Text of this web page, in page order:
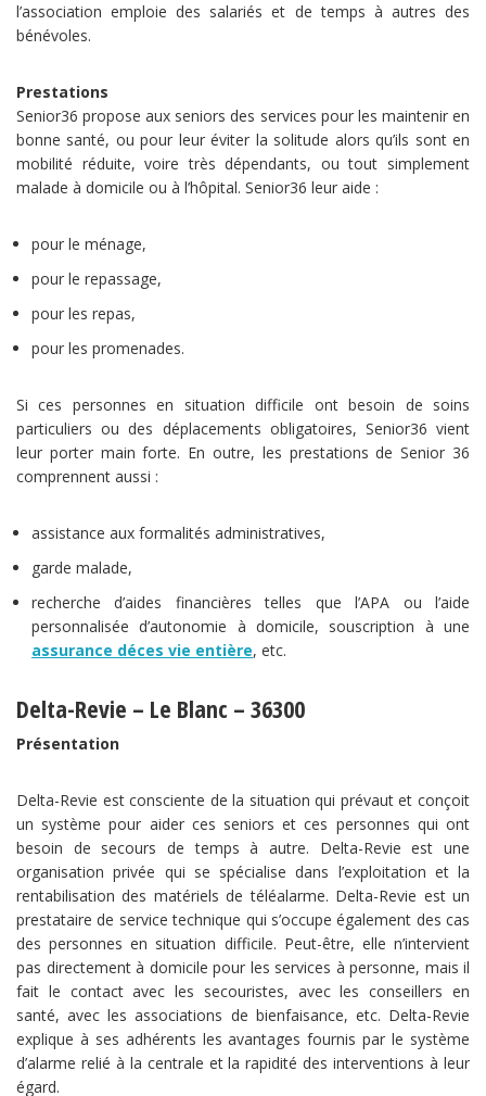
l’association emploie des salariés et de temps à autres des
bénévoles.
Prestations
Senior36 propose aux seniors des services pour les maintenir en
bonne santé, ou pour leur éviter la solitude alors qu’ils sont en
mobilité réduite, voire très dépendants, ou tout simplement
malade à domicile ou à l’hôpital. Senior36 leur aide :
pour le ménage,
pour le repassage,
pour les repas,
pour les promenades.
Si ces personnes en situation difficile ont besoin de soins
particuliers ou des déplacements obligatoires, Senior36 vient
leur porter main forte. En outre, les prestations de Senior 36
comprennent aussi :
assistance aux formalités administratives,
garde malade,
recherche d’aides financières telles que l’APA ou l’aide
personnalisée d’autonomie à domicile, souscription à une
assurance déces vie entière, etc.
Delta-Revie – Le Blanc – 36300
Présentation
Delta-Revie est consciente de la situation qui prévaut et conçoit
un système pour aider ces seniors et ces personnes qui ont
besoin de secours de temps à autre. Delta-Revie est une
organisation privée qui se spécialise dans l’exploitation et la
rentabilisation des matériels de téléalarme. Delta-Revie est un
prestataire de service technique qui s’occupe également des cas
des personnes en situation difficile. Peut-être, elle n’intervient
pas directement à domicile pour les services à personne, mais il
fait le contact avec les secouristes, avec les conseillers en
santé, avec les associations de bienfaisance, etc. Delta-Revie
explique à ses adhérents les avantages fournis par le système
d’alarme relié à la centrale et la rapidité des interventions à leur
égard.